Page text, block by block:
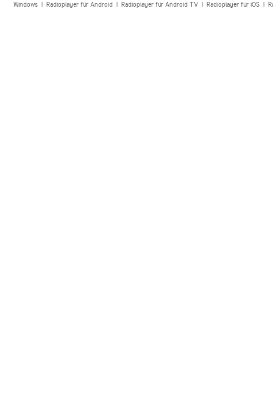
Windows| Radioplayer für Android| Radioplayer für Android TV| Radioplayer für iOS|